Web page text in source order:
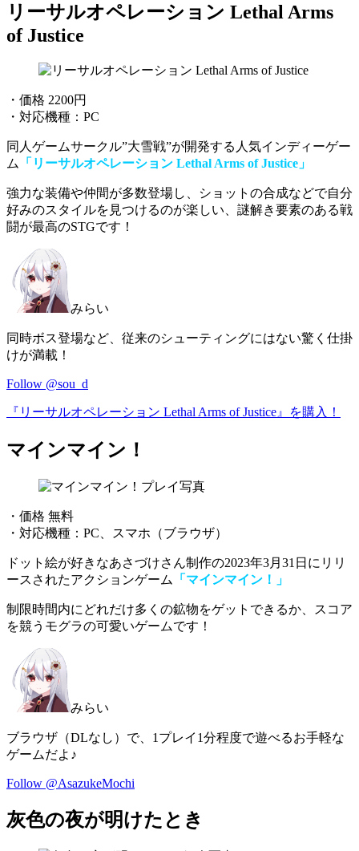
リーサルオペレーション Lethal Arms
of Justice
・価格 2200円
・対応機種：PC
同人ゲームサークル”大雪戦”が開発する人気インディーゲー
ム
「リーサルオペレーション Lethal Arms of Justice」
強力な装備や仲間が多数登場し、ショットの合成などで自分
好みのスタイルを見つけるのが楽しい、 謎解き要素のある戦
闘が最高のSTGです！
みらい
同時ボス登場など、従来のシューティングにはない驚く仕掛
けが満載！
Follow @sou_d
『リーサルオペレーション Lethal Arms of Justice』を購入！
マインマイン！
・価格 無料
・対応機種：PC、スマホ（ブラウザ）
ドット絵が好きなあさづけさん制作の2023年3月31日にリリ
ースされたアクションゲーム
「マインマイン！」
制限時間内に どれだけ多くの鉱物をゲットできるか、スコア
を競うモグラの可愛いゲームです！
みらい
ブラウザ（DLなし）で、1プレイ1分程度で遊べるお手軽な
ゲームだよ♪
Follow @AsazukeMochi
灰色の夜が明けたとき